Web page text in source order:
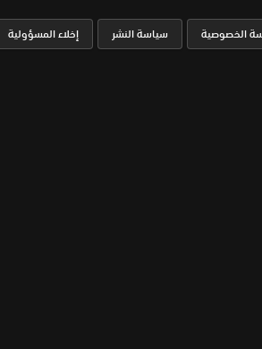
الخصوصية سياسة النشر إخلاء المسؤولية